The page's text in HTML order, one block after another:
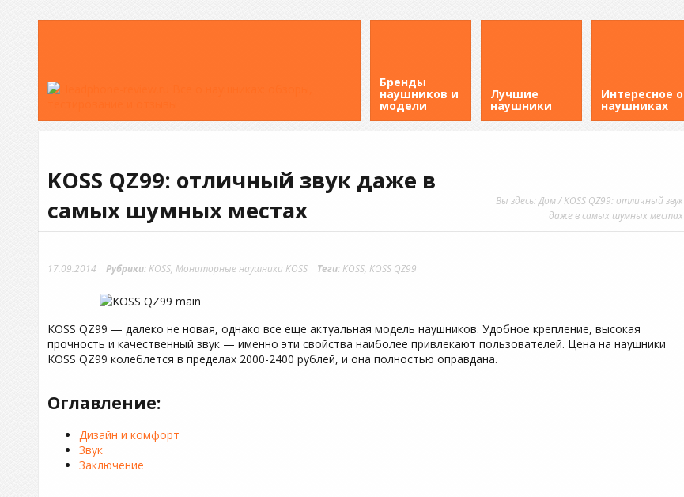
Бренды
наушников и
модели
Лучшие
наушники
Интересное о
наушниках
KOSS QZ99: отличный звук даже в
самых шумных местах
Вы здесь: Дом/ KOSS QZ99: отличный звук
даже в самых шумных местах
17.09.2014 Рубрики: KOSS Мониторные наушники KOSS Теги: KOSS KOSS QZ99
KOSS QZ99 — далеко не новая, однако все еще актуальная модель наушников. Удобное крепление, высокая
прочность и качественный звук — именно эти свойства наиболее привлекают пользователей. Цена на наушники
KOSS QZ99 колеблется в пределах 2000-2400 рублей, и она полностью оправдана.
Оглавление:
Дизайн и комфорт
Звук
Заключение